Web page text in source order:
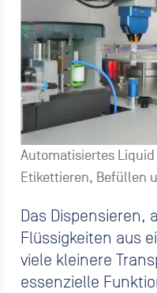
Automatisiertes
Etikettieren, Befüllen
Das Dispensieren,
Flüssigkeiten aus
viele kleinere
essenzielle